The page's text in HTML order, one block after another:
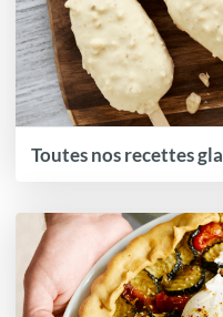
Toutes nos recettes